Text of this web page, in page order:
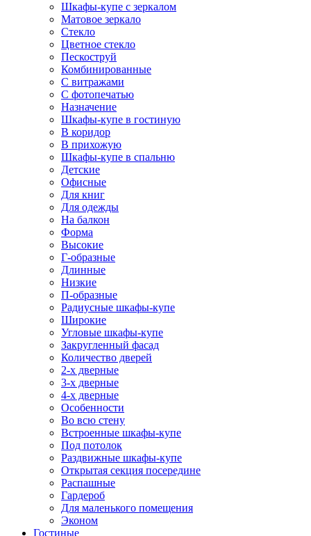
Шкафы-купе с зеркалом
Матовое зеркало
Стекло
Цветное стекло
Пескоструй
Комбинированные
С витражами
С фотопечатью
Назначение
Шкафы-купе в гостиную
В коридор
В прихожую
Шкафы-купе в спальню
Детские
Офисные
Для книг
Для одежды
На балкон
Форма
Высокие
Г-образные
Длинные
Низкие
П-образные
Радиусные шкафы-купе
Широкие
Угловые шкафы-купе
Закругленный фасад
Количество дверей
2-х дверные
3-х дверные
4-х дверные
Особенности
Во всю стену
Встроенные шкафы-купе
Под потолок
Раздвижные шкафы-купе
Открытая секция посередине
Распашные
Гардероб
Для маленького помещения
Эконом
Гостиные